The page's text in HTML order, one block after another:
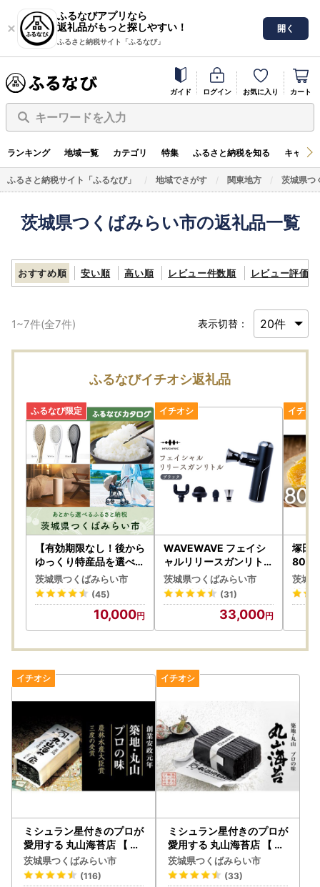
ふるなびアプリなら
返礼品がもっと探しやすい！
ふるさと納税サイト「ふるなび」
開く
ガイド ログイン お気に入り カート
キーワードを入力
ランキング 地域一覧 カテゴリ 特集 ふるさと納税を知る キャン
ふるさと納税サイト「ふるなび」 地域でさがす 関東地方 茨城県つ
茨城県つくばみらい市の返礼品一覧
おすすめ順 安い順 高い順 レビュー件数順 レビュー評価順
1~7件(全7件) 表示切替：
ふるなびイチオシ返礼品
【有効期限なし！後から
ゆっくり特産品を選べる
】茨城県つくばみらい市
カタログポイント
茨城県つくばみらい市
(45)
10,000
WAVEWAVE フェイシ
ャルリリースガンリトル
ブラック
茨城県つくばみらい市
(31)
33,000
塚田
800
か
茨城
ミシュラン星付きのプロが
愛用する 丸山海苔店 【 す
しのり （寿司屋専用缶入
）】
茨城県つくばみらい市
(116)
ミシュラン星付きのプロが
愛用する 丸山海苔店 【 す
しのり オレンジ（10帖箱
入）】
茨城県つくばみらい市
(33)